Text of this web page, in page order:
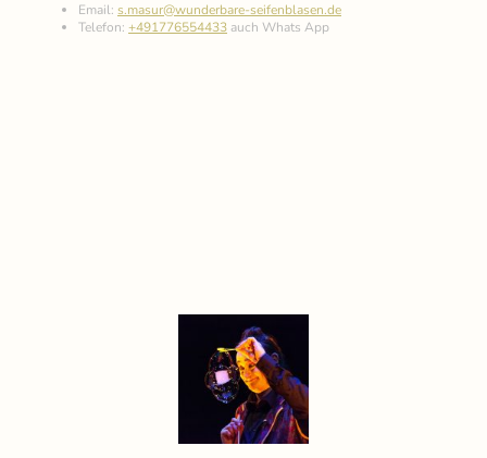
Email: s.masur@wunderbare-seifenblasen.de
Telefon: +491776554433 auch Whats App